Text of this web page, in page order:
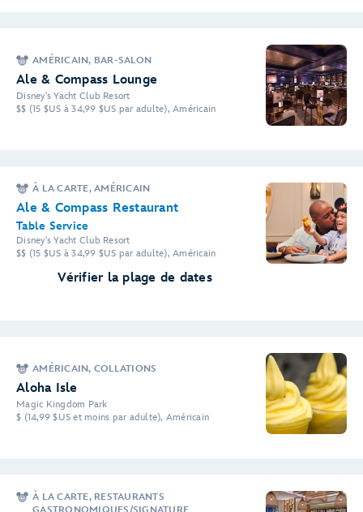
AMÉRICAIN, BAR-SALON
Ale & Compass Lounge
Disney's Yacht Club Resort
$$ (15 $US à 34,99 $US par adulte), Américain
À LA CARTE, AMÉRICAIN
Ale & Compass Restaurant
Table Service
Disney's Yacht Club Resort
$$ (15 $US à 34,99 $US par adulte), Américain
Vérifier la plage de dates
AMÉRICAIN, COLLATIONS
Aloha Isle
Magic Kingdom Park
$ (14,99 $US et moins par adulte), Américain
À LA CARTE, RESTAURANTS